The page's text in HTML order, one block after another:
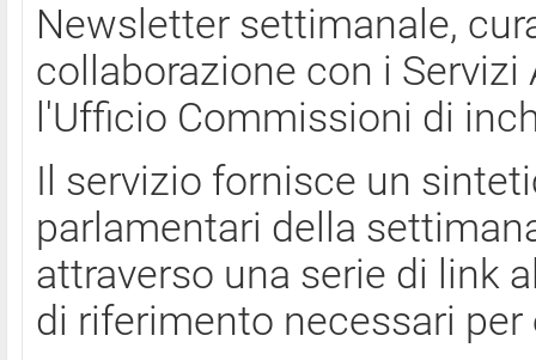
Newsletter settimanale,
collaborazione con i
l'Ufficio Commissioni di
Il servizio fornisce un
parlamentari della
attraverso una serie di link
di riferimento necessari